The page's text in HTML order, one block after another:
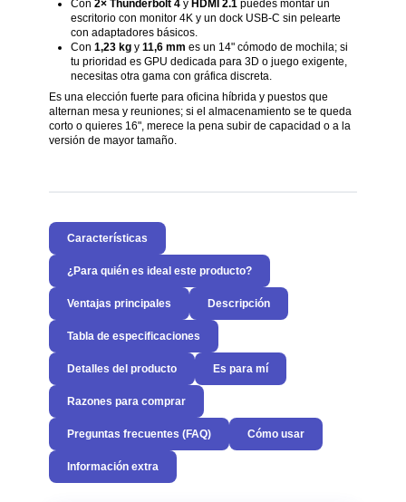
Con 2× Thunderbolt 4y HDMI 2.1 puedes montar un
escritorio con monitor 4K y un dock USB-C sin pelearte
con adaptadores básicos.
Con 1,23 kgy 11,6 mm es un 14" cómodo de mochila; si
tu prioridad es GPU dedicada para 3D o juego exigente,
necesitas otra gama con gráfica discreta.
Es una elección fuerte para oficina híbrida y puestos que
alternan mesa y reuniones; si el almacenamiento se te queda
corto o quieres 16", merece la pena subir de capacidad o a la
versión de mayor tamaño.
Características
¿Para quién es ideal este producto?
Ventajas principales Descripción
Tabla de especificaciones
Detalles del producto Es para mí
Razones para comprar
Preguntas frecuentes (FAQ) Cómo usar
Información extra